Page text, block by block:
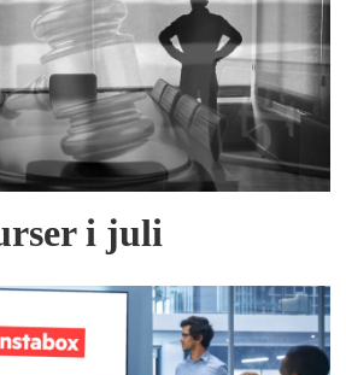
i juli